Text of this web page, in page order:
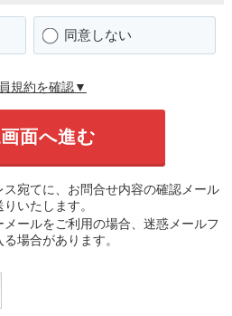
同意しない
規約を確認▼
宛てに、お問合せ内容の確認メール
りいたします。
ールをご利用の場合、迷惑メールフ
場合があります。